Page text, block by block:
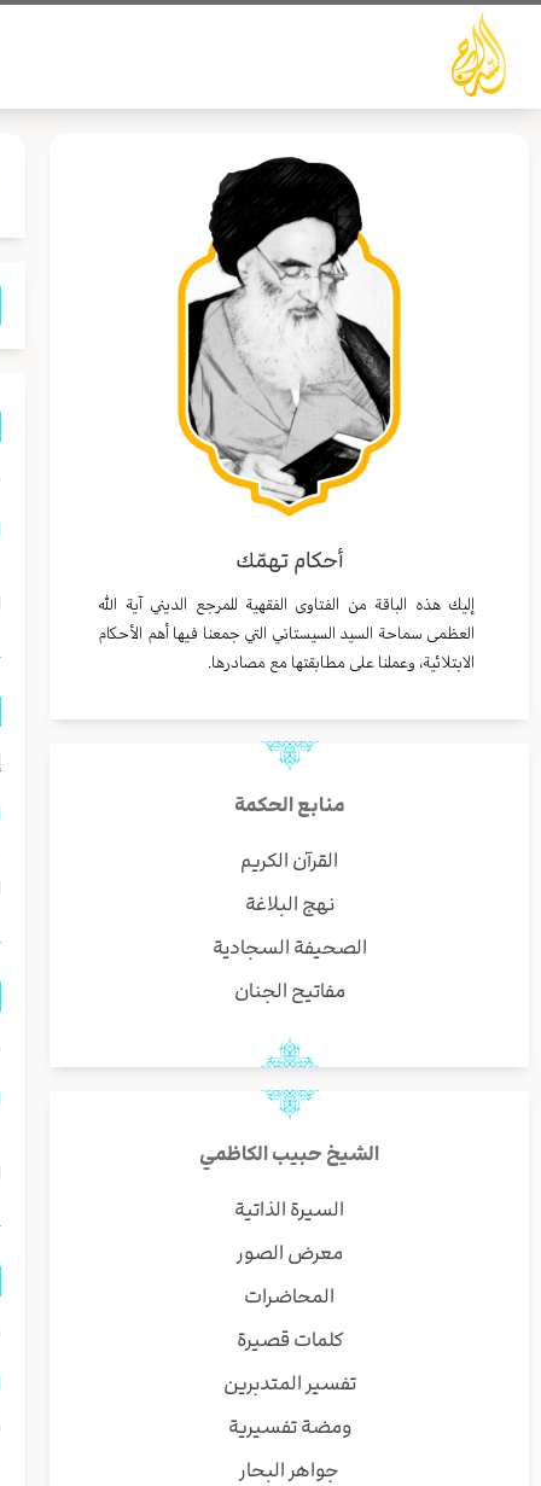
تخطي
المحتوى
أحكام تهمّك
إليك هذه الباقة من الفتاوى الفقهية للمرجع الديني آية الله
العظمى سماحة السيد السيستاني التي جمعنا فيها أهم الأحكام
الابتلائية، وعملنا على مطابقتها مع مصادرها.
منابع الحكمة
القرآن الكريم
نهج البلاغة
الصحيفة السجادية
مفاتيح الجنان
الشيخ حبيب الكاظمي
السيرة الذاتية
معرض الصور
المحاضرات
كلمات قصيرة
تفسير المتدبرين
ومضة تفسيرية
جواهر البحار